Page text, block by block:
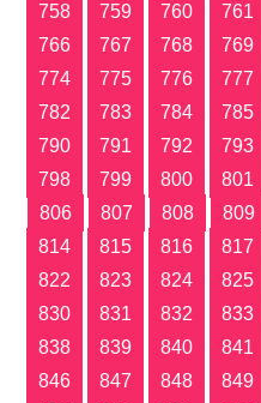
758
759 760 761
766
767 768 769
774
775 776 777
782
783 784 785
790
791 792 793
798
799 800 801
806
807 808 809
814
815 816 817
822
823 824 825
830
831 832 833
838
839 840 841
846
847 848 849